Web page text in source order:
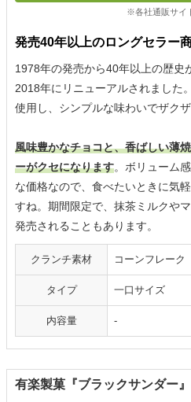
※各社通販サイ
発売40年以上のロングセラー
1978年の発売から40年以上の歴史
2018年にリニューアルされました
使用し、シンプルな味わいでザク
風味豊かなチョコと、香ばしい薄
ーがクセになります。ボリューム
な価格なので、食べたいときに気
すね。期間限定で、抹茶ミルクや
発売されることもあります。
クランチ素材 コーンフレーク
タイプ 一口サイズ
内容量 -
有楽製菓『ブラックサンダー』